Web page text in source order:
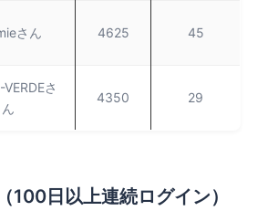
さん 4625 45
さ
ん
4350 29
100日以上連続ログイン）